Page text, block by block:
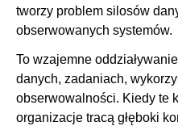
tworzy problem silosów
obserwowanych systemów.
To wzajemne
danych, zadaniach,
obserwowalności. Kiedy te
organizacje tracą głęboki